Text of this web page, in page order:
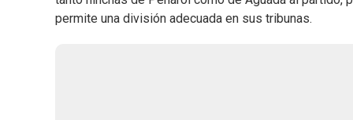
permite una división adecuada en sus tribunas.